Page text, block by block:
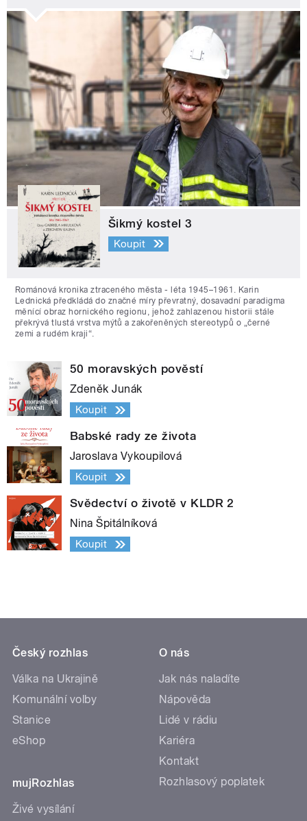
Šikmý kostel 3
Koupit
Románová kronika ztraceného města - léta 1945–1961. Karin
Lednická předkládá do značné míry převratný, dosavadní paradigma
měnící obraz hornického regionu, jehož zahlazenou historii stále
překrývá tlustá vrstva mýtů a zakořeněných stereotypů o „černé
zemi a rudém kraji“.
50 moravských pověstí
Zdeněk Junák
Koupit
Babské rady ze života
Jaroslava Vykoupilová
Koupit
Svědectví o životě v KLDR 2
Nina Špitálníková
Koupit
Český rozhlas
Válka na Ukrajině
Komunální volby
Stanice
eShop
mujRozhlas
Živé vysílání
O nás
Jak nás naladíte
Nápověda
Lidé v rádiu
Kariéra
Kontakt
Rozhlasový poplatek